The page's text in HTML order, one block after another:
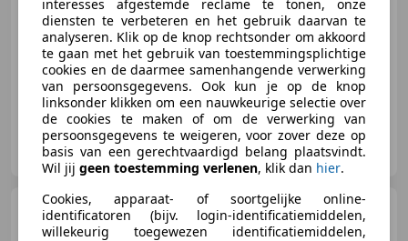
06/1949 88.230 km Benzine 18 kW (24 PK)
Autobedrijf Heining
NL-3871 AL HOEVELAKEN
Volkswagen Kever BAJA
BUG 1968 CABRIO DAK,
interesses afgestemde reclame te tonen, onze
diensten te verbeteren en het gebruik daarvan te
analyseren. Klik op de knop rechtsonder om akkoord
te gaan met het gebruik van toestemmingsplichtige
cookies en de daarmee samenhangende verwerking
van persoonsgegevens. Ook kun je op de knop
linksonder klikken om een nauwkeurige selectie over
de cookies te maken of om de verwerking van
persoonsgegevens te weigeren, voor zover deze op
basis van een gerechtvaardigd belang plaatsvindt.
Wil jij geen toestemming verlenen, klik dan hier.
Cookies, apparaat- of soortgelijke online-
identificatoren (bijv. login-identificatiemiddelen,
willekeurig toegewezen identificatiemiddelen,